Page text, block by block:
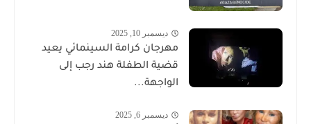
ديسمبر 10, 2025
مهرجان كرامة السينمائي يعيد
قضية الطفلة هند رجب إلى
الواجهة...
ديسمبر 6, 2025